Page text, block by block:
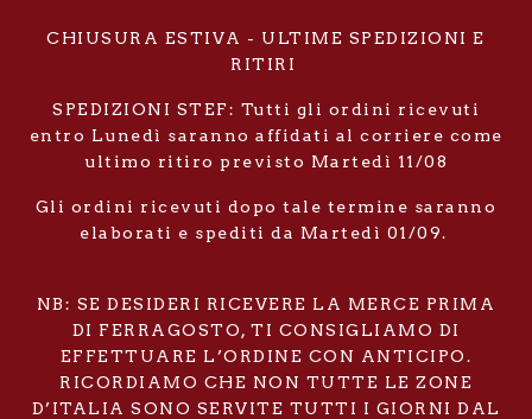
CHIUSURA ESTIVA - ULTIME SPEDIZIONI E
RITIRI
SPEDIZIONI STEF: Tutti gli ordini ricevuti
entro Lunedì saranno affidati al corriere come
ultimo ritiro previsto Martedì 11/08
Gli ordini ricevuti dopo tale termine saranno
elaborati e spediti da Martedì 01/09.
NB: SE DESIDERI RICEVERE LA MERCE PRIMA
DI FERRAGOSTO, TI CONSIGLIAMO DI
EFFETTUARE L’ORDINE CON ANTICIPO.
RICORDIAMO CHE NON TUTTE LE ZONE
D’ITALIA SONO SERVITE TUTTI I GIORNI DAL